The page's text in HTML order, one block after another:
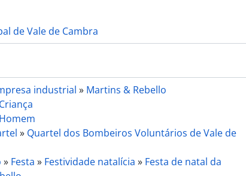
de Vale de Cambra
industrial » Martins & Rebello
Criança
Homem
» Quartel dos Bombeiros Voluntários de Vale de
» Festa » Festividade natalícia » Festa de natal da